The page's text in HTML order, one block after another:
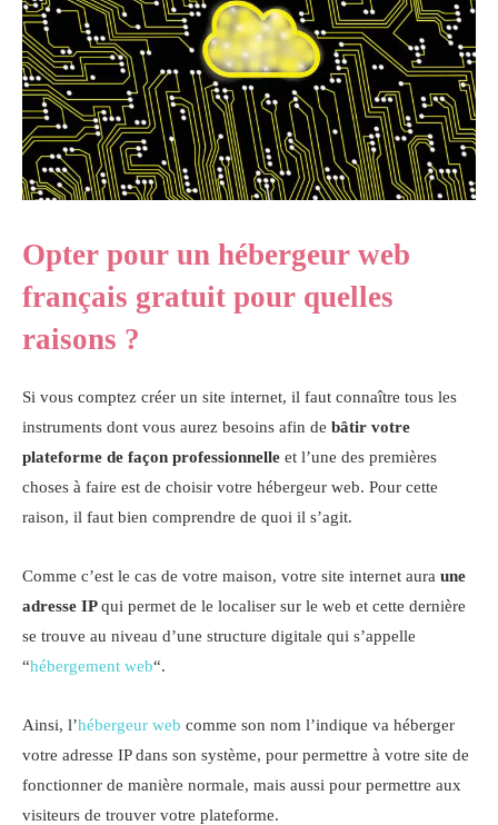
Opter pour un hébergeur web
français gratuit pour quelles
raisons ?
Si vous comptez créer un site internet, il faut connaître tous les
instruments dont vous aurez besoins afin de bâtir votre
plateforme de façon professionnelle et l’une des premières
choses à faire est de choisir votre hébergeur web. Pour cette
raison, il faut bien comprendre de quoi il s’agit.
Comme c’est le cas de votre maison, votre site internet aura une
adresse IPqui permet de le localiser sur le web et cette dernière
se trouve au niveau d’une structure digitale qui s’appelle
“hébergement web“.
Ainsi, l’hébergeur web comme son nom l’indique va héberger
votre adresse IP dans son système, pour permettre à votre site de
fonctionner de manière normale, mais aussi pour permettre aux
visiteurs de trouver votre plateforme.